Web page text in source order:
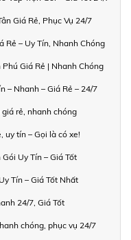
Giá Rẻ, Phục Vụ 24/7
Rẻ – Uy Tín, Nhanh Chóng
Giá Rẻ | Nhanh Chóng
– Nhanh – Giá Rẻ – 24/7
rẻ, nhanh chóng
uy tín – Gọi là có xe!
Uy Tín – Giá Tốt
Tín – Giá Tốt Nhất
24/7, Giá Tốt
chóng, phục vụ 24/7